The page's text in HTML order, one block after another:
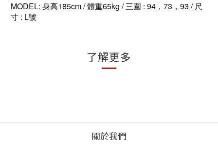
MODEL: 身高185cm / 體重65kg / 三圍 : 94，73，93 / 尺
寸 : L號
了解更多
關於我們